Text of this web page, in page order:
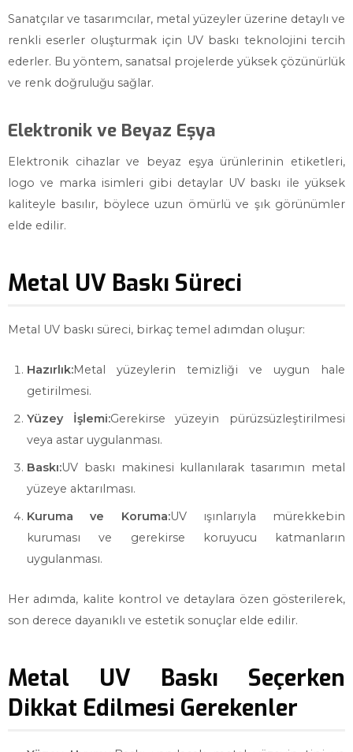
Sanatçılar ve tasarımcılar, metal yüzeyler üzerine detaylı ve
renkli eserler oluşturmak için UV baskı teknolojini tercih
ederler. Bu yöntem, sanatsal projelerde yüksek çözünürlük
ve renk doğruluğu sağlar.
Elektronik ve Beyaz Eşya
Elektronik cihazlar ve beyaz eşya ürünlerinin etiketleri,
logo ve marka isimleri gibi detaylar UV baskı ile yüksek
kaliteyle basılır, böylece uzun ömürlü ve şık görünümler
elde edilir.
Metal UV Baskı Süreci
Metal UV baskı süreci, birkaç temel adımdan oluşur:
Hazırlık:Metal yüzeylerin temizliği ve uygun hale
getirilmesi.
Yüzey İşlemi:Gerekirse yüzeyin pürüzsüzleştirilmesi
veya astar uygulanması.
Baskı:UV baskı makinesi kullanılarak tasarımın metal
yüzeye aktarılması.
Kuruma ve Koruma:UV ışınlarıyla mürekkebin
kuruması ve gerekirse koruyucu katmanların
uygulanması.
Her adımda, kalite kontrol ve detaylara özen gösterilerek,
son derece dayanıklı ve estetik sonuçlar elde edilir.
Metal UV Baskı Seçerken
Dikkat Edilmesi Gerekenler